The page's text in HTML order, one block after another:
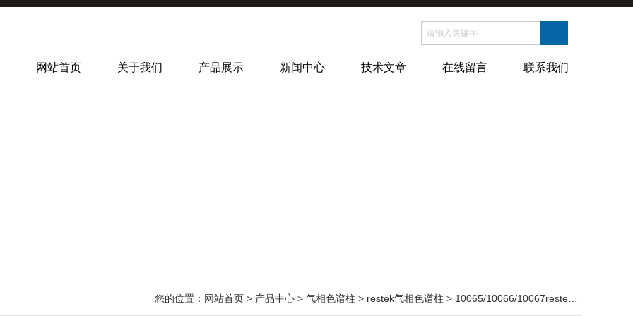
网站首页 关于我们 产品展示 新闻中心 技术文章 在线留言 联系我们
您的位置： 网站首页 > 产品中心 > 气相色谱柱 > restek气相色谱柱 > 10065/10066/10067restek强惰性富集柱和保护柱